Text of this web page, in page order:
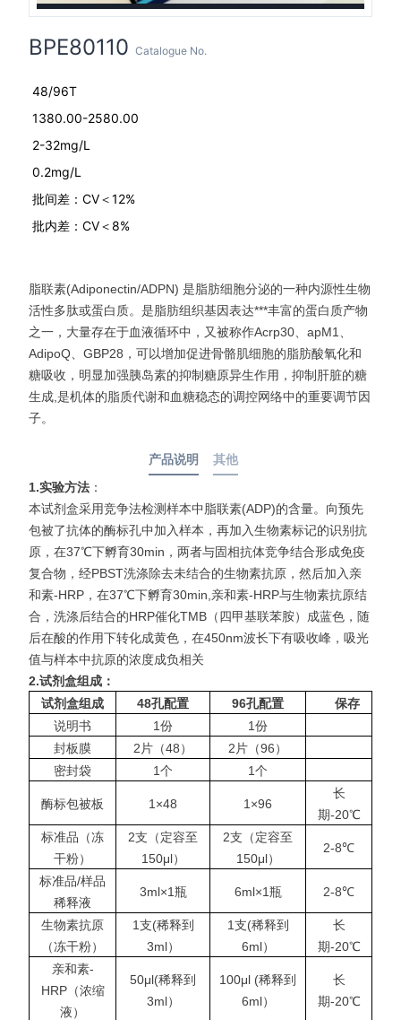
BPE80110 Catalogue No.
48/96T
1380.00-2580.00
2-32mg/L
0.2mg/L
批间差：CV＜12%
批内差：CV＜8%
脂联素(Adiponectin/ADPN) 是脂肪细胞分泌的一种内源性生物
活性多肽或蛋白质。是脂肪组织基因表达***丰富的蛋白质产物
之一，大量存在于血液循环中，又被称作Acrp30、apM1、
AdipoQ、GBP28，可以增加促进骨骼肌细胞的脂肪酸氧化和
糖吸收，明显加强胰岛素的抑制糖原异生作用，抑制肝脏的糖
生成,是机体的脂质代谢和血糖稳态的调控网络中的重要调节因
子。
产品说明 其他
1.实验方法 ：
本试剂盒采用竞争法检测样本中脂联素(ADP)的含量。向预先
包被了抗体的酶标孔中加入样本，再加入生物素标记的识别抗
原，在37℃下孵育30min，两者与固相抗体竞争结合形成免疫
复合物，经PBST洗涤除去未结合的生物素抗原，然后加入亲
和素-HRP，在37℃下孵育30min,亲和素-HRP与生物素抗原结
合，洗涤后结合的HRP催化TMB（四甲基联苯胺）成蓝色，随
后在酸的作用下转化成黄色，在450nm波长下有吸收峰，吸光
值与样本中抗原的浓度成负相关
2.试剂盒组成：
试剂盒组成
48孔配置 96孔配置
保存
说明书
1份
1份
封板膜
2片（48）
2片（96）
密封袋
1个 1个
酶标包被板 1×48 1×96
长
期-20℃
标准品（冻
干粉）
2支（定容至
150μl）
2支（定容至
150μl）
2-8℃
标准品/样品
稀释液
3ml×1瓶 6ml×1瓶 2-8℃
生物素抗原
（冻干粉）
1支(稀释到
3ml）
1支(稀释到
6ml）
长
期-20℃
亲和素-
HRP（浓缩
液）
50μl(稀释到
3ml）
100μl (稀释到
6ml）
长
期-20℃